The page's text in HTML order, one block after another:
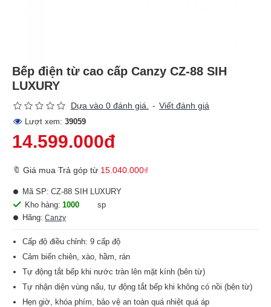
Bếp điện từ cao cấp Canzy CZ-88 SIH
LUXURY
Dựa vào 0 đánh giá. - Viết đánh giá
Lượt xem: 39059
14.599.000đ
🔖 Giá mua Trả góp từ 15.040.000₫
Kho hàng: 1000
sp
Hãng: Canzy
Mã SP: CZ-88 SIH LUXURY
Cấp độ điều chỉnh: 9 cấp độ
Cảm biến chiên, xào, hầm, rán
Tự động tắt bếp khi nước tràn lên mặt kính (bên từ)
Tự nhận diện vùng nấu, tự động tắt bếp khi không có nồi (bên từ)
Hẹn giờ, khóa phím, bảo vệ an toàn quá nhiệt quá áp